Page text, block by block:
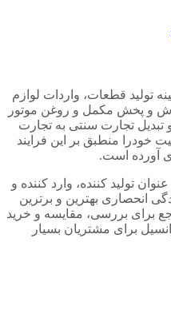
۳۰ ساله در زمینه تولید قطعات، واردات لوازم
و پخش مکمل و روغن موتور
تبدیل تجارت سنتی به تجارت
خودرا منطبق بر این فرایند
آورده است.
تولید کننده، وارد کننده و
کالا و با داشتن ۱۰ نمایندگی انحصاری بهترین و برترین
برای بررسی، مقایسه و خرید
برای مشتریان بسیار